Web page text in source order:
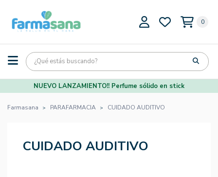
0
NUEVO LANZAMIENTO!! Perfume sólido en stick
Farmasana PARAFARMACIA CUIDADO AUDITIVO
CUIDADO AUDITIVO